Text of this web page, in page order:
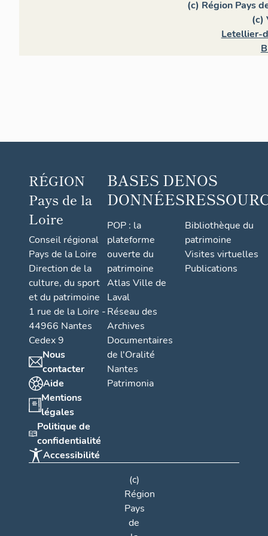
(c) Région Pays
(c)
Letellier-
RÉGION
Pays de la
Loire
Conseil régional
Pays de la Loire
Direction de la
culture, du sport
et du patrimoine
1 rue de la Loire -
44966 Nantes
Cedex 9
Nous
contacter
Aide
Mentions
légales
Politique de
confidentialité
Accessibilité
BASES DE
DONNÉES
POP : la
plateforme
ouverte du
patrimoine
Atlas Ville de
Laval
Réseau des
Archives
Documentaires
de l'Oralité
Nantes
Patrimonia
NOS
Bibliothèque du
patrimoine
Visites virtuelles
Publications
(c)
Région
Pays
de